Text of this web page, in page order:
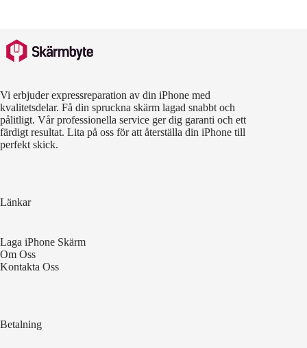
Vi erbjuder expressreparation av din iPhone med
kvalitetsdelar. Få din spruckna skärm lagad snabbt och
pålitligt. Vår professionella service ger dig garanti och ett
färdigt resultat. Lita på oss för att återställa din iPhone till
perfekt skick.
Länkar
Laga iPhone Skärm
Om Oss
Kontakta Oss
Betalning